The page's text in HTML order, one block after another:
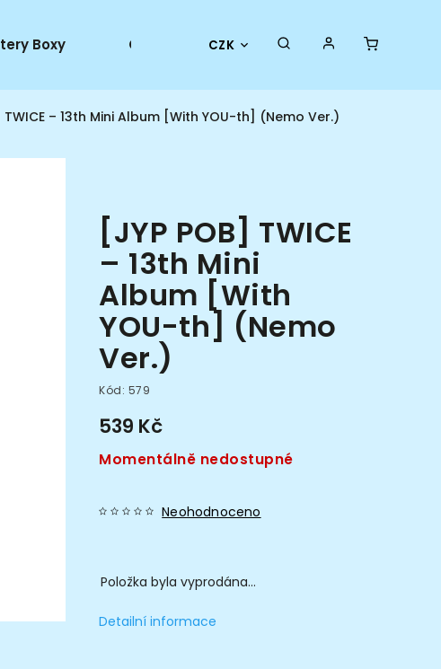
CZK
Boxy Collector goods Oficiální merch
TWICE – 13th Mini Album [With YOU-th] (Nemo Ver.)
[JYP POB] TWICE
– 13th Mini
Album [With
YOU-th] (Nemo
Ver.)
Kód: 579
539 Kč
Momentálně nedostupné
Neohodnoceno
Položka byla vyprodána…
Detailní informace